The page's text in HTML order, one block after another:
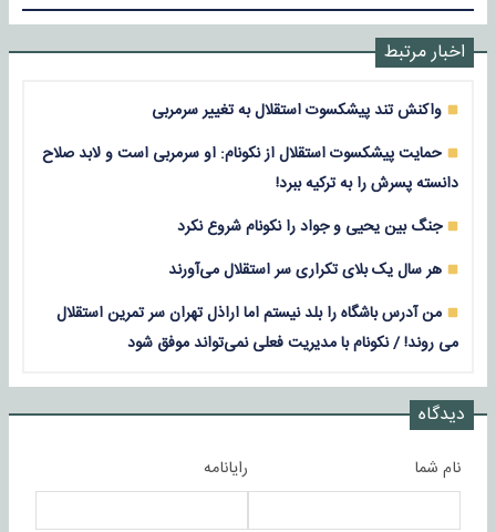
اخبار مرتبط
واکنش تند پیشکسوت استقلال به تغییر سرمربی
حمایت پیشکسوت استقلال از نکونام: او سرمربی است و لابد صلاح
دانسته پسرش را به ترکیه ببرد!
جنگ بین یحیی و جواد را نکونام شروع نکرد
هر سال یک بلای تکراری سر استقلال می‌آورند
من آدرس باشگاه را بلد نیستم اما اراذل تهران سر تمرین استقلال
می روند! / نکونام با مدیریت فعلی نمی‌تواند موفق شود
دیدگاه
نام شما رایانامه